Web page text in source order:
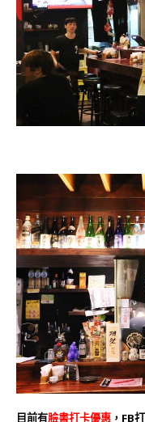
目前有臉書打卡優惠 ，FB